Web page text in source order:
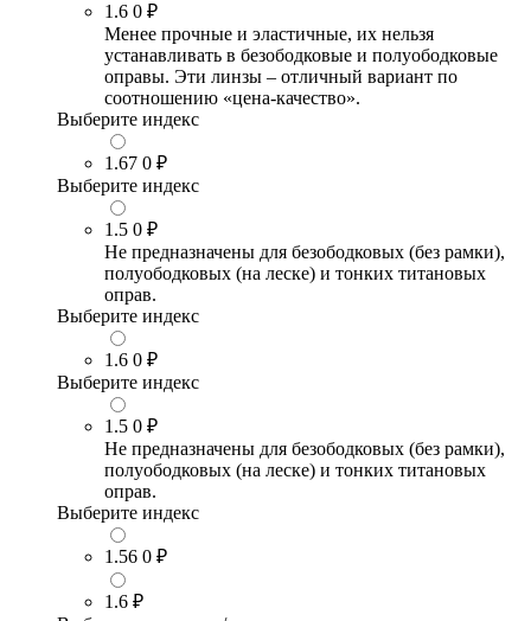
1.6 0 ₽
Менее прочные и эластичные, их нельзя
устанавливать в безободковые и полуободковые
оправы. Эти линзы – отличный вариант по
соотношению «цена-качество».
Выберите индекс
1.67 0 ₽
Выберите индекс
1.5 0 ₽
Не предназначены для безободковых (без рамки),
полуободковых (на леске) и тонких титановых
оправ.
Выберите индекс
1.6 0 ₽
Выберите индекс
1.5 0 ₽
Не предназначены для безободковых (без рамки),
полуободковых (на леске) и тонких титановых
оправ.
Выберите индекс
1.56 0 ₽
1.6 ₽